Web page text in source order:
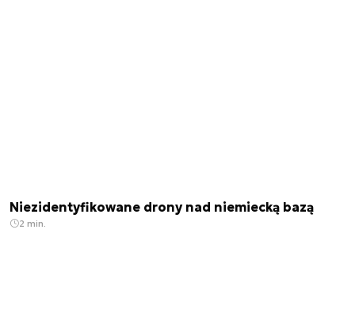
Niezidentyfikowane drony nad niemiecką bazą
2 min.